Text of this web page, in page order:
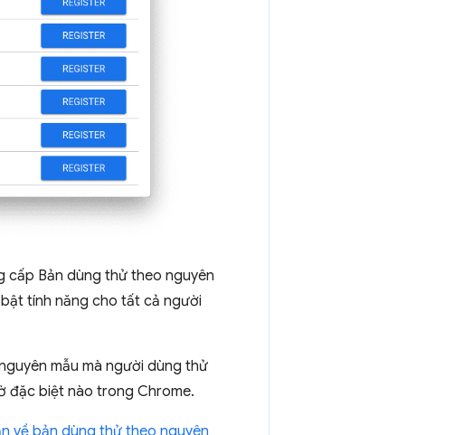
cấp Bản dùng thử theo nguyên
tính năng cho tất cả người
mẫu mà người dùng thử
đặc biệt nào trong Chrome.